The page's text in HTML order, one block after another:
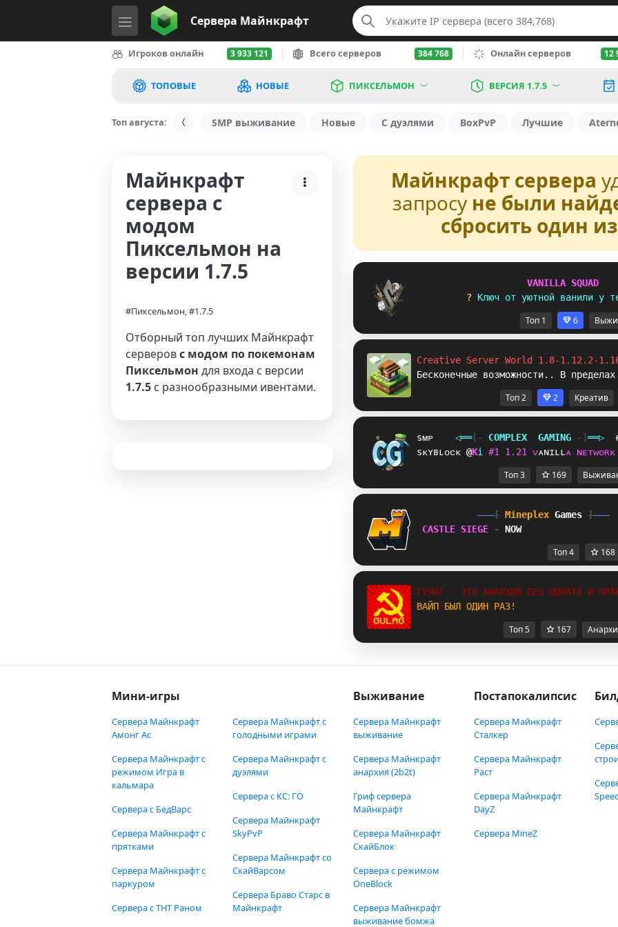
Сервера Майнкрафт
Игроков онлайн 3 933 121 Всего серверов 384 768 Онлайн серверов 12
ТОПОВЫЕ НОВЫЕ ПИКСЕЛЬМОН ВЕРСИЯ 1.7.5
Топ августа: SMP выживание Новые С дуэлями BoxPvP Лучшие
Майнкрафт
сервера с
модом
Пиксельмон на
версии 1.7.5
#Пиксельмон, #1.7.5
Отборный топ лучших Майнкрафт
серверовс модом по покемонам
Пиксельмон для входа с версии
1.7.5 с разнообразными ивентами.
Майнкрафт сервера
запросу не были
сбросить один
VANIL L A SQUAD
? Ключ от уютной ванили у т
Топ 1 6
Creative Server World 1.8-1.12.2-
Бесконечные возможности.. В
Топ 2 2 Креатив
sᴍᴘ ◁══[‐ COMPL EX GAMING ‐]══▷
sᴋʏʙʟᴏᴄᴋ F\i #1 1 . 21 ᴠᴀɴɪʟʟᴀ ɴᴇᴛᴡᴏʀᴋ
Топ 3 169
[ Mineplex Games ]
CASTLE SIEGE
- NOW
Топ 4 168
ГУЛАГ - ЭТО АНАРХИЯ БЕЗ ДОНАТА И
ВАЙП БЫЛ ОДИН РАЗ!
Топ 5 167
Мини-игры
Сервера Майнкрафт
Амонг Ас
Сервера Майнкрафт с
режимом Игра в
кальмара
Сервера с БедВарс
Сервера Майнкрафт с
прятками
Сервера Майнкрафт с
паркуром
Сервера с ТНТ Раном
Сервера Майнкрафт с
голодными играми
Сервера Майнкрафт с
дуэлями
Сервера с КС: ГО
Сервера Майнкрафт
SkyPvP
Сервера Майнкрафт со
СкайВарсом
Сервера Браво Старс в
Майнкрафт
Выживание
Сервера Майнкрафт
выживание
Сервера Майнкрафт
анархия (2b2t)
Гриф сервера
Майнкрафт
Сервера Майнкрафт
СкайБлок
Сервера с режимом
OneBlock
Сервера Майнкрафт
выживание бомжа
Постапокалипсис
Сервера Майнкрафт
Сталкер
Сервера Майнкрафт
Раст
Сервера Майнкрафт
DayZ
Сервера MineZ